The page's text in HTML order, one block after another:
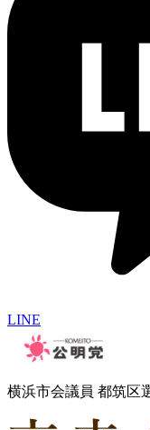
LINE
横浜市会議員 都筑区